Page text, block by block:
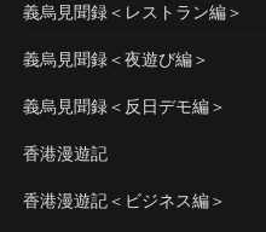
義烏見聞録＜レストラン編＞
義烏見聞録＜夜遊び編＞
義烏見聞録＜反日デモ編＞
香港漫遊記
香港漫遊記＜ビジネス編＞